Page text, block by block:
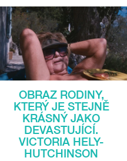
OBRAZ RODINY,
KTERÝ JE STEJNĚ
KRÁSNÝ JAKO
DEVASTUJÍCÍ.
VICTORIA HELY-
HUTCHINSON